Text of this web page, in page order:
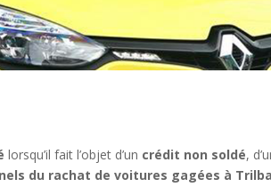
lorsqu’il fait l’objet d’un crédit non soldé,
du rachat de voitures gagées à